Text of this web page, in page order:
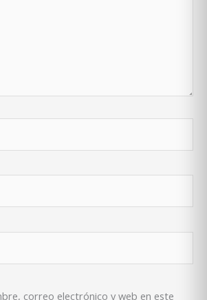
correo electrónico y web en este